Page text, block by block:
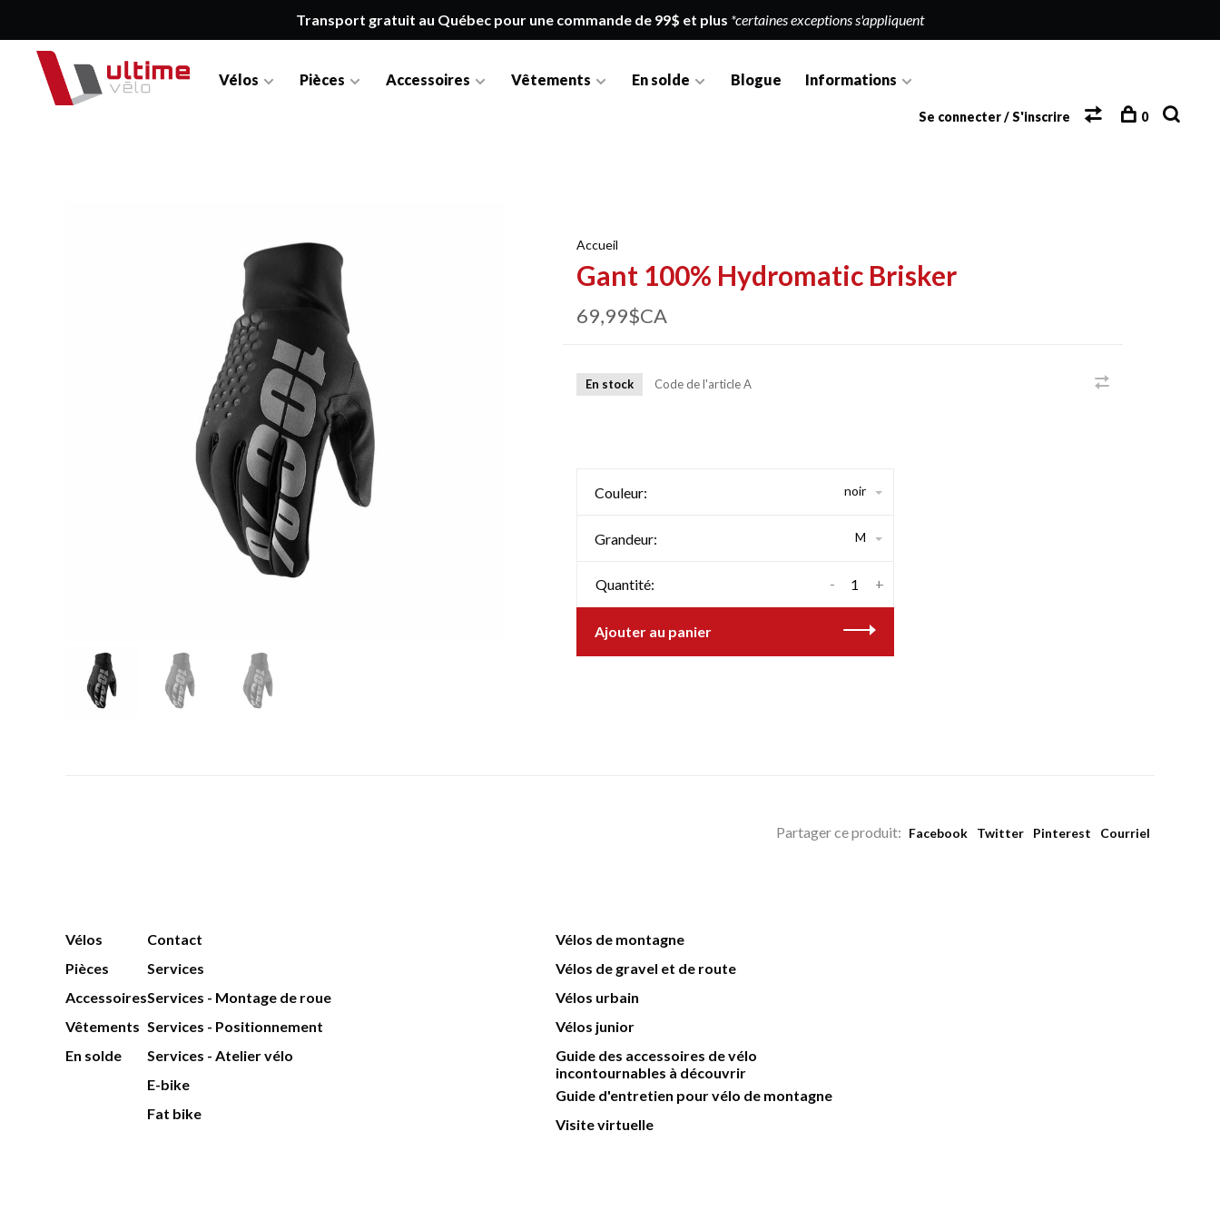
Transport gratuit au Québec pour une commande de 99$ et plus *certaines exceptions s'appliquent
Vélos Pièces Accessoires Vêtements En solde Blogue Informations
Se connecter / S'inscrire 0
Accueil
Gant 100% Hydromatic Brisker
69,99$CA
En stock Code de l'articleA
Couleur: noir
Grandeur: M
Quantité: +
-
Ajouter au panier
Partager ce produit: Facebook Twitter Pinterest Courriel
Vélos
Pièces
Accessoires
Vêtements
En solde
Contact
Services
Services - Montage de roue
Services - Positionnement
Services - Atelier vélo
E-bike
Fat bike
Vélos de montagne
Vélos de gravel et de route
Vélos urbain
Vélos junior
Guide des accessoires de vélo
incontournables à découvrir
Guide d'entretien pour vélo de montagne
Visite virtuelle